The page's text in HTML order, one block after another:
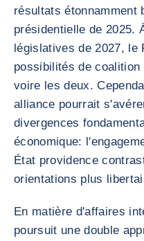
résultats étonnamment
présidentielle de 2025.
législatives de 2027, le
possibilités de
voire les deux.
alliance pourrait
divergences
économique:
État providence
orientations plus
En matière d'affaires
poursuit une double